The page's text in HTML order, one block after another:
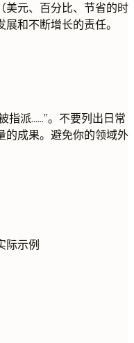
美元、百分比、节省的时
和不断增长的责任。
指派……”。不要列出日常
的成果。避免你的领域外
际示例